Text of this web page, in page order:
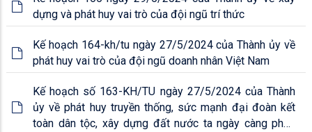
dựng và phát huy vai trò của đội ngũ trí thức
Kế hoạch 164-kh/tu ngày 27/5/2024 của Thành ủy về
phát huy vai trò của đội ngũ doanh nhân Việt Nam
Kế hoạch số 163-KH/TU ngày 27/5/2024 của Thành
ủy về phát huy truyền thống, sức mạnh đại đoàn kết
toàn dân tộc, xây dựng đất nước ta ngày càng phồn